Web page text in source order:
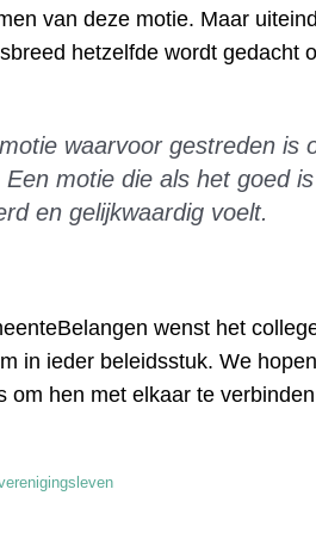
van deze motie. Maar
hetzelfde wordt gedacht
waarvoor gestreden is
motie die als het goed
en gelijkwaardig voelt.
wenst het
in ieder beleidsstuk. We
om hen met elkaar te